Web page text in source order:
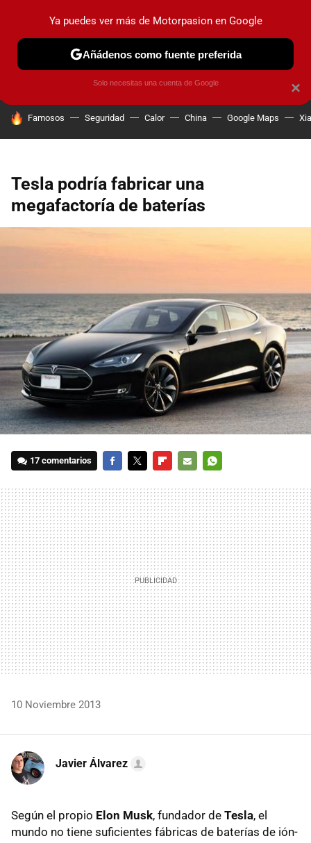
PRUEBAS COCHES ELÉCTRICOS OBSERVATORIO
HOY SE HABLA DE
Famosos Seguridad Calor China Google Maps
Tesla podría fabricar una
megafactoría de baterías
17 comentarios
MAIL
10 Noviembre 2013
Javier Álvarez
Según el propio Elon Musk, fundador de Tesla, el
mundo no tiene suficientes fábricas de baterías de ión-
×
Ya puedes ver más de Motorpasion en Google
Añádenos como fuente preferida
Solo necesitas una cuenta de Google